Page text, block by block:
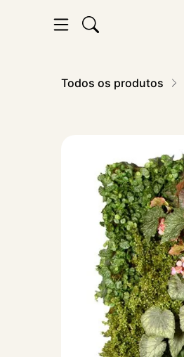
Todos os produtos